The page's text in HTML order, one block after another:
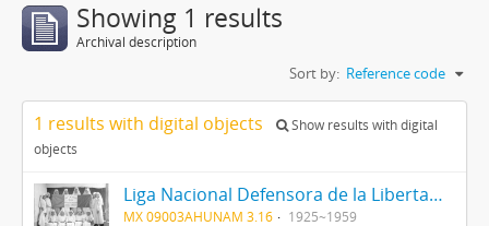
Showing 1 results
Archival description
Sort by: Reference code
1 results with digital objects
Show results with digital
objects
Liga Nacional Defensora de la Libertad Religiosa
MX 09003AHUNAM 3.16 1925~1959